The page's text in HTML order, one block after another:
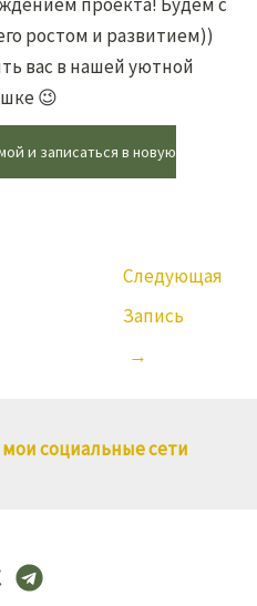
ростом и развитием))
вас в нашей уютной
😉
и записаться в новую
Следующая
Запись
→
социальные сети